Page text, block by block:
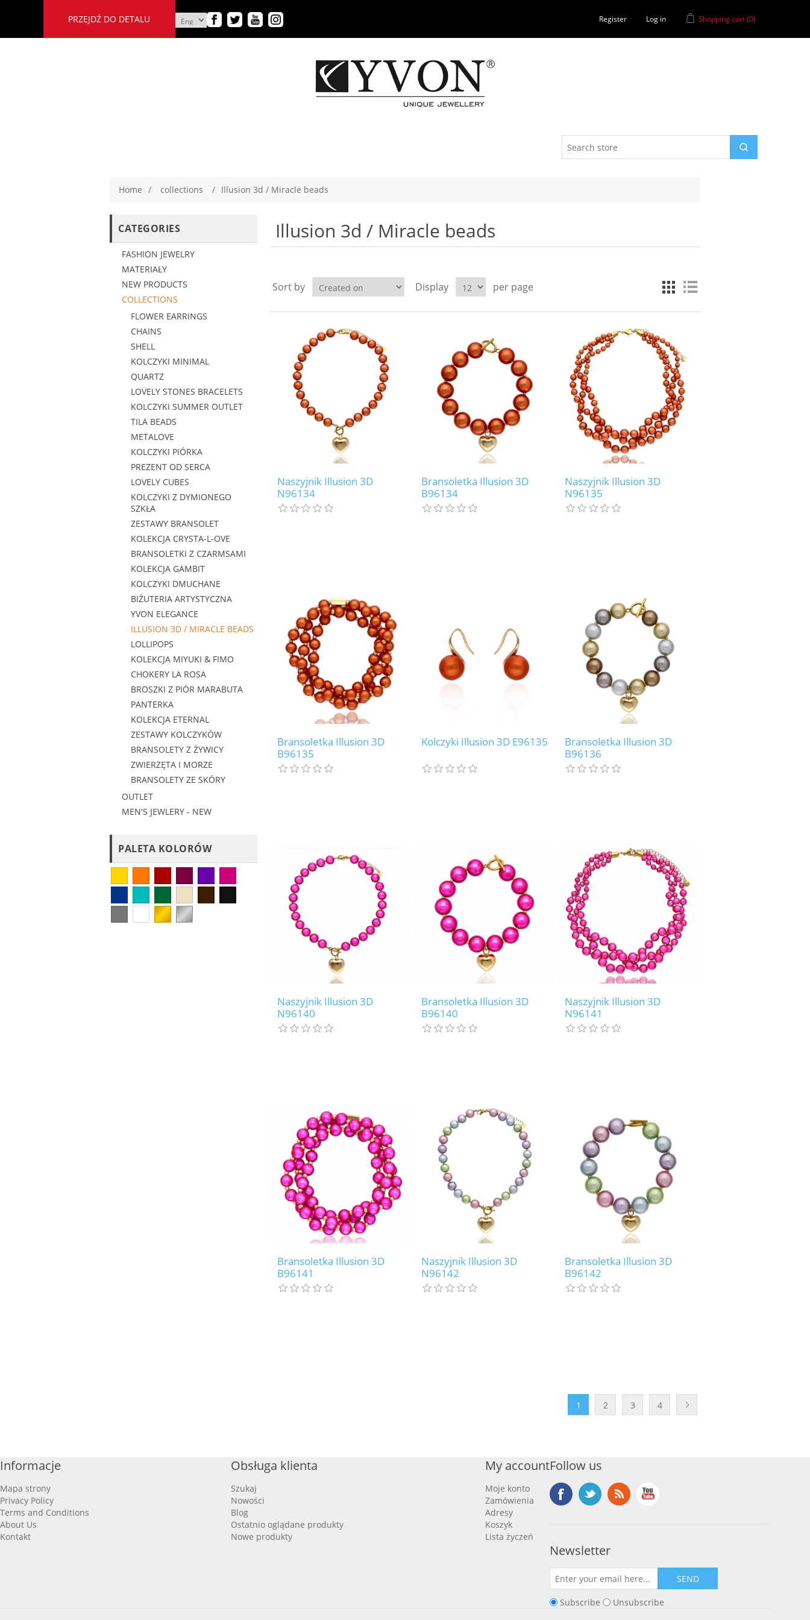
PRZEJDŹ DO DETALU Register Log in Shopping cart(0)
Home / collections / Illusion 3d / Miracle beads
CATEGORIES
FASHION JEWELRY
MATERIAŁY
NEW PRODUCTS
COLLECTIONS
FLOWER EARRINGS
CHAINS
SHELL
KOLCZYKI MINIMAL
QUARTZ
LOVELY STONES BRACELETS
KOLCZYKI SUMMER OUTLET
TILA BEADS
METALOVE
KOLCZYKI PIÓRKA
PREZENT OD SERCA
LOVELY CUBES
KOLCZYKI Z DYMIONEGO
SZKŁA
ZESTAWY BRANSOLET
KOLEKCJA CRYSTA-L-OVE
BRANSOLETKI Z CZARMSAMI
KOLEKCJA GAMBIT
KOLCZYKI DMUCHANE
BIŻUTERIA ARTYSTYCZNA
YVON ELEGANCE
ILLUSION 3D / MIRACLE BEADS
LOLLIPOPS
KOLEKCJA MIYUKI & FIMO
CHOKERY LA ROSA
BROSZKI Z PIÓR MARABUTA
PANTERKA
KOLEKCJA ETERNAL
ZESTAWY KOLCZYKÓW
BRANSOLETY Z ŻYWICY
ZWIERZĘTA I MORZE
BRANSOLETY ZE SKÓRY
OUTLET
MEN'S JEWLERY - NEW
PALETA KOLORÓW
Illusion 3d / Miracle beads
Sort by Display per page
Naszyjnik Illusion 3D
N96134
Bransoletka Illusion 3D
B96134
Naszyjnik Illusion 3D
N96135
Bransoletka Illusion 3D
B96135
Kolczyki Illusion 3D E96135
Bransoletka Illusion 3D
B96136
Naszyjnik Illusion 3D
N96140
Bransoletka Illusion 3D
B96140
Naszyjnik Illusion 3D
N96141
Bransoletka Illusion 3D
B96141
Naszyjnik Illusion 3D
N96142
Bransoletka Illusion 3D
B96142
1 2 3 4
Informacje
Mapa strony
Privacy Policy
Terms and Conditions
About Us
Kontakt
Obsługa klienta
Szukaj
Nowości
Blog
Ostatnio oglądane produkty
Nowe produkty
My account
Moje konto
Zamówienia
Adresy
Koszyk
Lista życzeń
Follow us
Newsletter
SEND
Subscribe Unsubscribe